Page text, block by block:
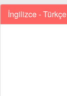
İngilizce - Türkçe